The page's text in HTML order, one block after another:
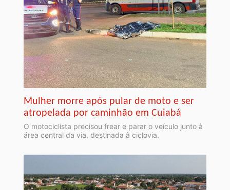
Mulher morre após pular de moto e ser
atropelada por caminhão em Cuiabá
O motociclista precisou frear e parar o veículo junto à
área central da via, destinada à ciclovia.